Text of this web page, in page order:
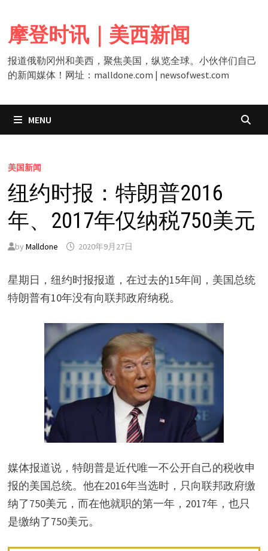
content
摩登时讯｜美西新闻
报道俄勒冈州和美西，聚焦美国，纵览全球。小伙伴们自己
的新闻媒体！网址：malldone.com | newsofwest.com
MENU
美国新闻
纽约时报：特朗普2016
年、2017年仅纳税750美元
by Malldone 2020年9月27日
星期日，纽约时报报道，在过去的15年间，美国总统
特朗普有10年没有向联邦政府纳税。
媒体报道说，特朗普是近代唯一不公开自己的税收申
报的美国总统。他在2016年当选时，只向联邦政府缴
纳了750美元，而在他就职的第一年，2017年，也只
是缴纳了750美元。